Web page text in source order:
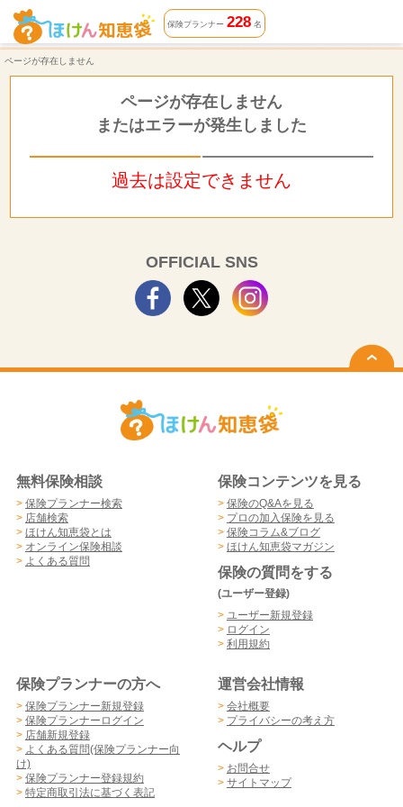
ページが存在しません | ほけん知恵袋
保険プランナー 228名
ページが存在しません
ページが存在しません
またはエラーが発生しました
過去は設定できません
OFFICIAL SNS
無料保険相談
> 保険プランナー検索
> 店舗検索
> ほけん知恵袋とは
> オンライン保険相談
> よくある質問
保険コンテンツを見る
> 保険のQ&Aを見る
> プロの加入保険を見る
> 保険コラム&ブログ
> ほけん知恵袋マガジン
保険の質問をする
(ユーザー登録)
> ユーザー新規登録
> ログイン
> 利用規約
保険プランナーの方へ
> 保険プランナー新規登録
> 保険プランナーログイン
> 店舗新規登録
> よくある質問(保険プランナー向
け)
> 保険プランナー登録規約
> 特定商取引法に基づく表記
運営会社情報
> 会社概要
> プライバシーの考え方
ヘルプ
> お問合せ
> サイトマップ